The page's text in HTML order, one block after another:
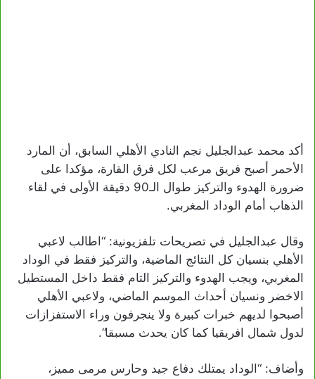
أكد محمد عبدالجليل نجم النادي الأهلي السابق، أن المارد
الأحمر أصبح فريق مرعب لكل فرق القارة، مؤكدا على
ضرورة الهدوء والتركيز طوال الـ90 دقيقة الأولى في لقاء
الذهاب أمام الوداد المغربي.
وقال عبدالجليل في تصريحات تلفزيونية: “اطالب لاعبي
الأهلي بنسيان كل النتائج الماضية، والتركيز فقط في الوداد
المغربي، ويجب الهدوء والتركيز التام فقط داخل المستطيل
الاخضر ونسيان أحداث الموسم الماضي، ولاعبي الأهلي
أصبحوا لديهم خبرات كبيرة ولا ينجرفون وراء الاستفزازات
لدول شمال افريقيا كما كان يحدث مسبقا”.
وأضاف: “الوداد يمتلك دفاع جيد وحارس مرمى مميز،